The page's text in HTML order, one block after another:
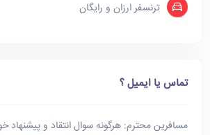
ترنسفر ارزان و رایگان
تماس یا ایمیل ؟
مسافرین محترم: هرگونه سوال انتقاد و پیشنهاد